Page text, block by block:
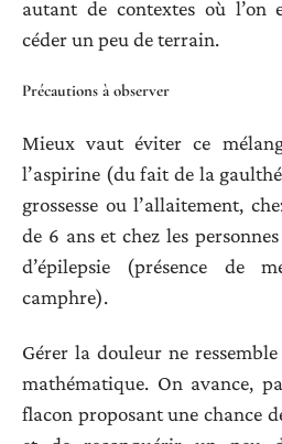
autant de contextes où l’on
céder un peu de terrain.
Précautions à observer
Mieux vaut éviter ce
l’aspirine (du fait de la
grossesse ou l’allaitement,
de 6 ans et chez les
d’épilepsie (présence de
camphre).
Gérer la douleur ne
mathématique. On avance,
flacon proposant une chance